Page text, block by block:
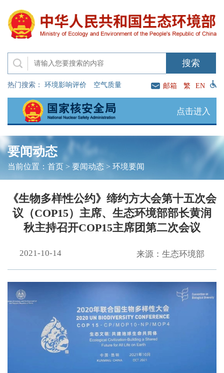
热门搜索： 环境影响评价 空气质量 邮箱 繁 EN
点击进入
要闻动态
当前位置： 首页> 要闻动态 > 环境要闻
《生物多样性公约》缔约方大会第十五次会
议（COP15）主席、生态环境部部长黄润
秋主持召开COP15主席团第二次会议
2021-10-14 来源：生态环境部